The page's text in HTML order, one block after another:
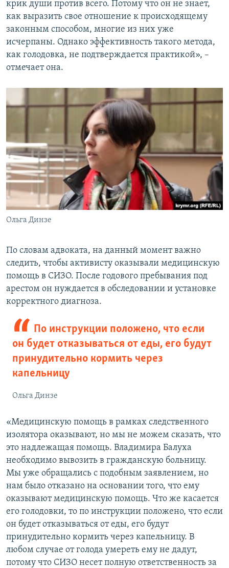
крик души против всего. Потому что он не знает,
как выразить свое отношение к происходящему
законным способом, многие из них уже
исчерпаны. Однако эффективность такого метода,
как голодовка, не подтверждается практикой», –
отмечает она.
Ольга Динзе
По словам адвоката, на данный момент важно
следить, чтобы активисту оказывали медицинскую
помощь в СИЗО. После годового пребывания под
арестом он нуждается в обследовании и установке
корректного диагноза.
По инструкции положено, что если
он будет отказываться от еды, его будут
принудительно кормить через
капельницу
Ольга Динзе
«Медицинскую помощь в рамках следственного
изолятора оказывают, но мы не можем сказать, что
это надлежащая помощь. Владимира Балуха
необходимо вывозить в гражданскую больницу.
Мы уже обращались с подобным заявлением, но
нам было отказано на основании того, что ему
оказывают медицинскую помощь. Что же касается
его голодовки, то по инструкции положено, что если
он будет отказываться от еды, его будут
принудительно кормить через капельницу. В
любом случае от голода умереть ему не дадут,
потому что СИЗО несет полную ответственность за